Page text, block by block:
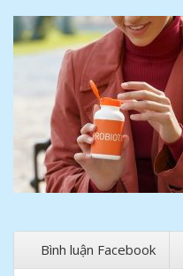
Bình luận Facebook